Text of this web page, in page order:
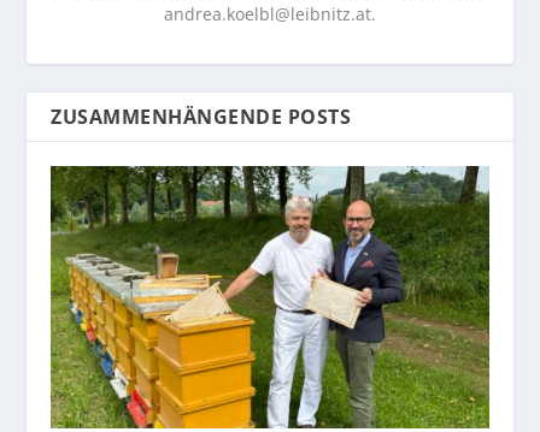
andrea.koelbl@leibnitz.at.
ZUSAMMENHÄNGENDE POSTS